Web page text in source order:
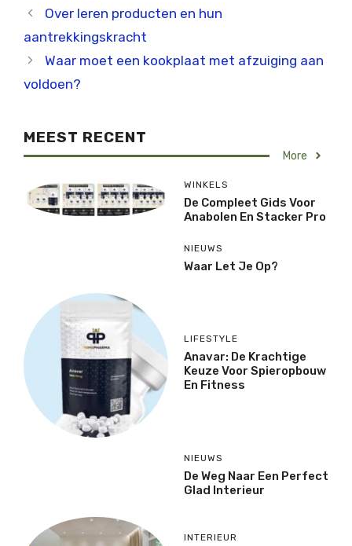
Over leren producten en hun
aantrekkingskracht
Waar moet een kookplaat met afzuiging aan
voldoen?
MEEST RECENT
More
WINKELS
De Compleet Gids Voor
Anabolen En Stacker Pro
NIEUWS
Waar Let Je Op?
LIFESTYLE
Anavar: De Krachtige
Keuze Voor Spieropbouw
En Fitness
NIEUWS
De Weg Naar Een Perfect
Glad Interieur
INTERIEUR